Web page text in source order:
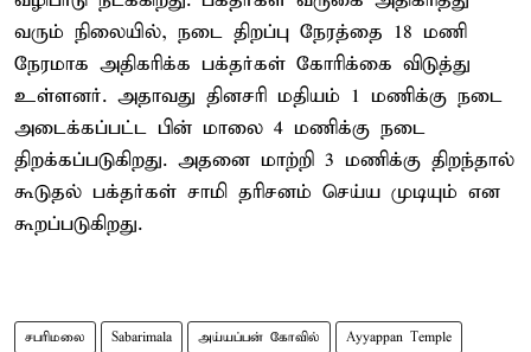
வரும் நிலையில், நடை திறப்பு நேரத்தை 18 மணி
நேரமாக அதிகரிக்க பக்தர்கள் கோரிக்கை விடுத்து
உள்ளனர். அதாவது தினசரி மதியம் 1 மணிக்கு நடை
அடைக்கப்பட்ட பின் மாலை 4 மணிக்கு நடை
திறக்கப்படுகிறது. அதனை மாற்றி 3 மணிக்கு திறந்தால்
கூடுதல் பக்தர்கள் சாமி தரிசனம் செய்ய முடியும் என
கூறப்படுகிறது.
சபரிமலை Sabarimala அய்யப்பன் கோவில் Ayyappan Temple